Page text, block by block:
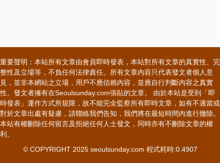
重要聲明：本站所有文章由會員即時發表，本站對所有文章的真實性、完
整性及立場等，不負任何法律責任。所有文章內容只代表發文者個人意
見，並非本網站之立場，用戶不應信賴內容，並應自行判斷內容之真實
性。發文者擁有在Seoulsunday.com張貼的文章。 由於本站是受到「即
時發表」運作方式所規限，故不能完全監察所有即時文章，如有不適當或
對於文章出處有疑慮，請聯絡我們告知，我們將在最短時間內進行撤除。
本站有權刪除任何留言及拒絕任何人士發文，同時亦有不刪除文章的權
利。
© COPYRIGHT 2025 seoulsunday.com 程式耗時:0.4907